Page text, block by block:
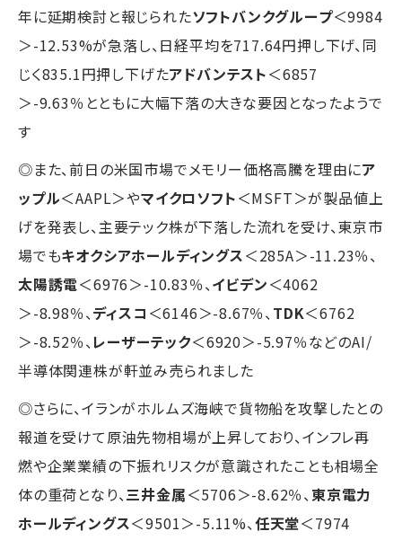
年に延期検討と報じられたソフトバンクグループ＜9984
＞-12.53%が急落し、日経平均を717.64円押し下げ、同
じく835.1円押し下げたアドバンテスト＜6857
＞-9.63％とともに大幅下落の大きな要因となったようで
す
◎また、前日の米国市場でメモリー価格高騰を理由にア
ップル＜AAPL＞やマイクロソフト＜MSFT＞が製品値上
げを発表し、主要テック株が下落した流れを受け、東京市
場でもキオクシアホールディングス＜285A＞-11.23％、
太陽誘電＜6976＞-10.83％、イビデン＜4062
＞-8.98％、ディスコ ＜6146＞-8.67％、TDK＜6762
＞-8.52％、レーザーテック＜6920＞-5.97％などのAI/
半導体関連株が軒並み売られました
◎さらに、イランがホルムズ海峡で貨物船を攻撃したとの
報道を受けて原油先物相場が上昇しており、インフレ再
燃や企業業績の下振れリスクが意識されたことも相場全
体の重荷となり、三井金属＜5706＞-8.62％、東京電力
ホールディングス＜9501＞-5.11%、任天堂＜7974